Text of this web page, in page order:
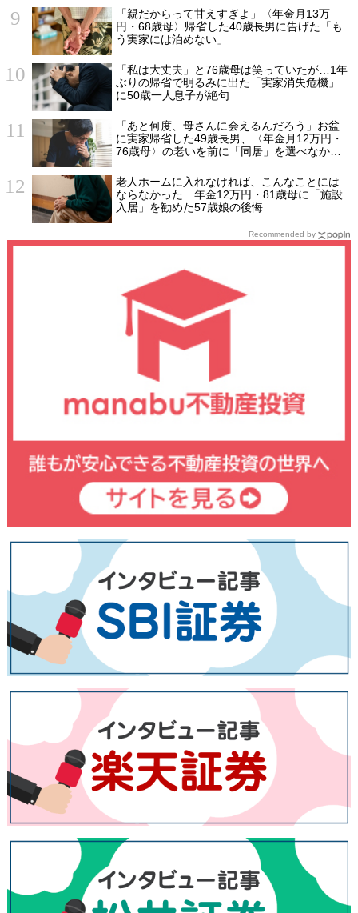
「親だからって甘えすぎよ」〈年金月13万
円・68歳母〉帰省した40歳長男に告げた「も
う実家には泊めない」
「私は大丈夫」と76歳母は笑っていたが…1年
ぶりの帰省で明るみに出た「実家消失危機」
に50歳一人息子が絶句
「あと何度、母さんに会えるんだろう」お盆
に実家帰省した49歳長男、〈年金月12万円・
76歳母〉の老いを前に「同居」を選べなかっ
老人ホームに入れなければ、こんなことには
ならなかった…年金12万円・81歳母に「施設
入居」を勧めた57歳娘の後悔
Recommended by